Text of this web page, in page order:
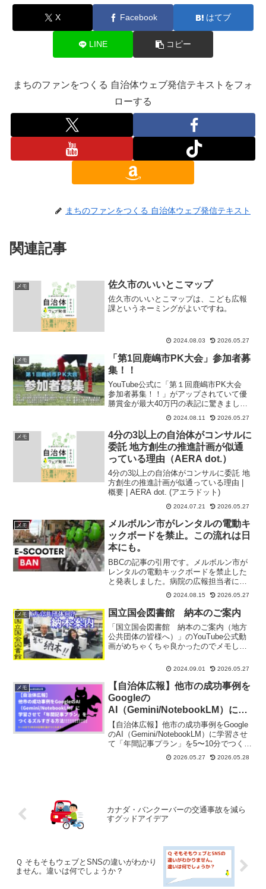
X Facebook はてブ
LINE コピー
まちのファンをつくる 自治体ウェブ発信テキストをフォ
ローする
まちのファンをつくる 自治体ウェブ発信テキスト
関連記事
メモ 佐久市のいいとこマップ
佐久市のいいとこマップは、こども広報
課というネーミングがよいですね。
2024.08.03 2026.05.27
メモ
「第1回鹿嶋市PK大会」参加者募
集！！
YouTube公式に「第１回鹿嶋市PK大会
参加者募集！！」がアップされていて優
勝賞金が最大40万円の表記に驚きまし
2024.08.11 2026.05.27
メモ
4分の3以上の自治体がコンサルに
委託 地方創生の推進計画が似通
っている理由（AERA dot.）
4分の3以上の自治体がコンサルに委託 地
方創生の推進計画が似通っている理由 |
概要 | AERA dot. (アエラドット)
2024.07.21 2026.05.27
メモ
メルボルン市がレンタルの電動キ
ックボードを禁止。この流れは日
本にも。
BBCの記事の引用です。メルボルン市が
レンタルの電動キックボードを禁止した
と発表しました。病院の広報担当者によ
ると、電動キックボードの事故は死亡や
脳損傷の原因にもなっており、負傷者は
主に若年層なのだそうです。
2024.08.15 2026.05.27
メモ 国立国会図書館 納本のご案内
「国立国会図書館 納本のご案内（地方
公共団体の皆様へ）」のYouTube公式動
画がめちゃくちゃ良かったのでメモして
です。いつかこの演出をマネしたいで
2024.09.01 2026.05.27
メモ
【自治体広報】他市の成功事例を
Googleの
AI（Gemini/NotebookLM）に学
習させて「年間記事プラン」を
5〜10分でつくるズルすぎる方法
【自治体広報】他市の成功事例をGoogle
のAI（Gemini/NotebookLM）に学習させ
て「年間記事プラン」を5〜10分でつくる
ズルすぎる方法という動画をつくってみ
2026.05.27 2026.05.28
カナダ・バンクーバーの交通事故を減ら
すグッドアイデア
Ｑ そもそもウェブとSNSの違いがわかり
ません。違いは何でしょうか？